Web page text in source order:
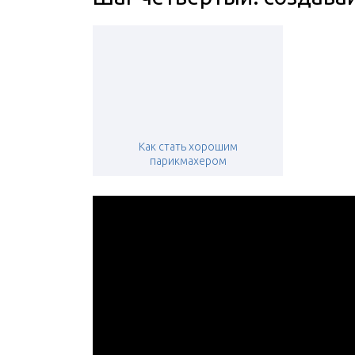
Как стать хорошим
парикмахером